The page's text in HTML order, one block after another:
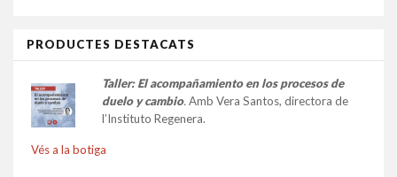
PRODUCTES DESTACATS
Taller: El acompañamiento en los procesos de
duelo y cambio. Amb Vera Santos, directora de
l’Instituto Regenera.
Vés a la botiga